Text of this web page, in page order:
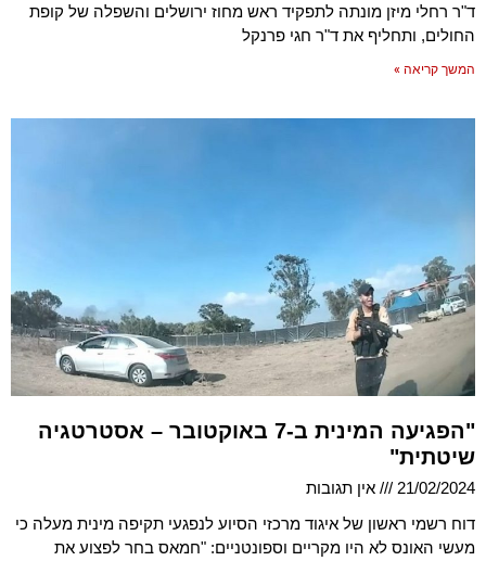
ד"ר רחלי מיזן מונתה לתפקיד ראש מחוז ירושלים והשפלה של קופת
החולים, ותחליף את ד"ר חגי פרנקל
המשך קריאה »
"הפגיעה המינית ב-7 באוקטובר – אסטרטגיה
שיטתית"
21/02/2024
אין תגובות
דוח רשמי ראשון של איגוד מרכזי הסיוע לנפגעי תקיפה מינית מעלה כי
מעשי האונס לא היו מקריים וספונטניים: "חמאס בחר לפצוע את